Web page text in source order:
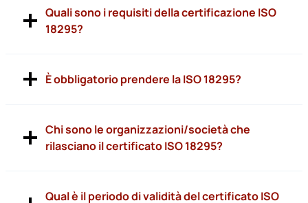
Quali sono i requisiti della certificazione ISO
18295?
È obbligatorio prendere la ISO 18295?
Chi sono le organizzazioni/società che
rilasciano il certificato ISO 18295?
Qual è il periodo di validità del certificato ISO